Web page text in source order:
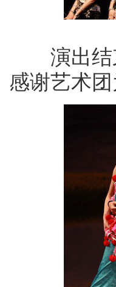
演出结束
感谢艺术